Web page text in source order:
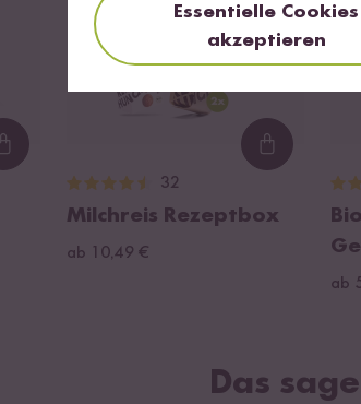
Loading... Loading...
32
Milchreis Rezeptbox
ab 10,49 €
ab
Das
Essentielle Cookies
akzeptieren